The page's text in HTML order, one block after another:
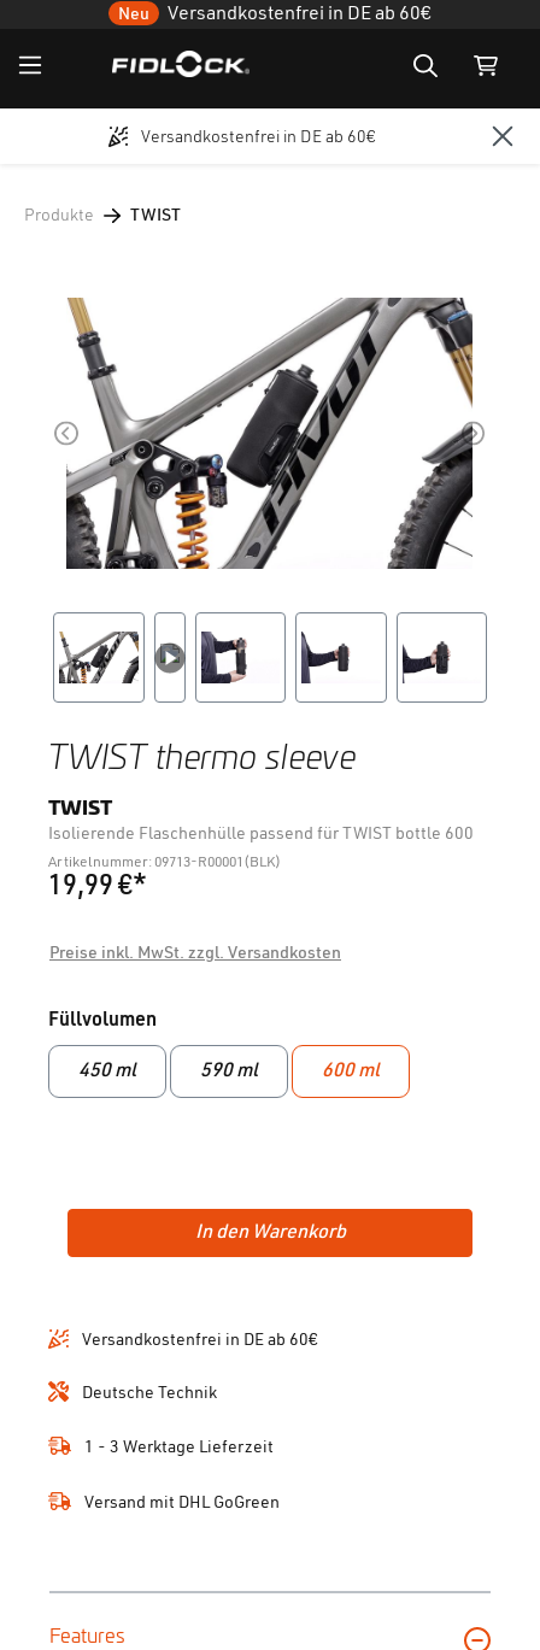
Zum Hauptinhalt springen
Neu Versandkostenfrei in DE ab 60€
Versandkostenfrei in DE ab 60€
Produkte TWIST
Bildergalerie überspringen
TWIST thermo sleeve
TWIST
Isolierende Flaschenhülle passend für TWIST bottle 600
Artikelnummer: 09713-R00001(BLK)
19,99 €*
Preise inkl. MwSt. zzgl. Versandkosten
Füllvolumen
450 ml 590 ml 600 ml
In den Warenkorb
Versandkostenfrei in DE ab 60€
Deutsche Technik
1 - 3 Werktage Lieferzeit
Versand mit DHL GoGreen
Features